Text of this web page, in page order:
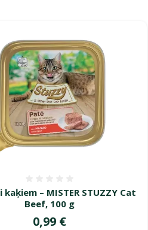
kaķiem – MISTER STUZZY Cat
Beef, 100 g
Cena
0,99 €